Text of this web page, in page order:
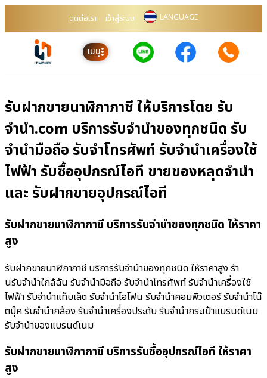
ติดต่อเรา เข้าสู่ระบบ LANGUAGE
เมนู
รับฝากขายนาฬิกาภาชี ให้บริการโดย รับ
จํานํา.com บริการรับจำนำของทุกชนิด รับ
จำนำมือถือ รับจำโทรศัพท์ รับจำนำเครื่องใช้
ไฟฟ้า รับซื้ออุปกรณ์ไอที ขายของหลุดจำนำ
และ รับฝากขายอุปกรณ์ไอที
รับฝากขายนาฬิกาภาชี บริการรับจำนำของทุกชนิด ให้ราคา
สูง
รับฝากขายนาฬิกาภาชี บริการรับจำนำของทุกชนิด ให้ราคาสูง ร้า
นรับจํานําใกล้ฉัน รับจำนำมือถือ รับจำนำโทรศัพท์ รับจำนำเครื่องใช้
ไฟฟ้า รับจำนำแท็บเล็ต รับจำนำไอโฟน รับจำนำคอมพิวเตอร์ รับจำนำโน๊
ตบุ๊ค รับจำนำกล้อง รับจำนำเครื่องประดับ รับจำนำกระเป๋าแบรนด์เนม
รับจำนำของแบรนด์เนม
รับฝากขายนาฬิกาภาชี บริการรับซื้ออุปกรณ์ไอที ให้ราคา
สูง